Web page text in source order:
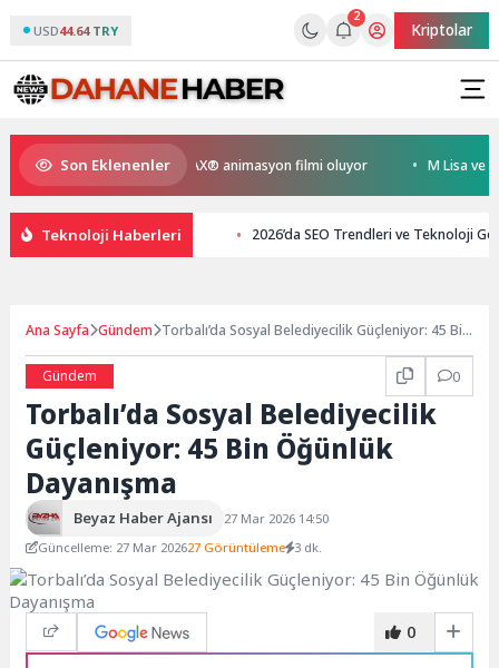
USD44.64 TRY
2
Kriptolar
Son Eklenenler
Kral Türkiye’nin ilk IMAX® animasyon filmi oluyor M Lisa ve
Teknoloji Haberleri 2026’da SEO Trendleri ve Teknoloji
Ana Sayfa Gündem Torbalı’da Sosyal Belediyecilik Güçleniyor: 45 Bin
Gündem
0
Torbalı’da Sosyal Belediyecilik
Güçleniyor: 45 Bin Öğünlük
Dayanışma
Beyaz Haber Ajansı
27 Mar 2026 14:50
Güncelleme: 27 Mar 202627 Görüntüleme 3 dk.
0